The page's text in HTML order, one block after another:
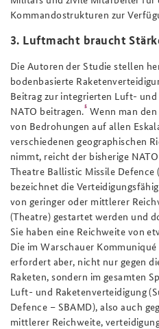
Kommandostrukturen zur
3. Luftmacht braucht
Die Autoren der Studie stellen
bodenbasierte
Beitrag zur integrierten Luft-
NATO beitragen.5 Wenn man
von Bedrohungen auf allen
verschiedenen geographischen
nimmt, reicht der bisherige
Theatre Ballistic Missile Defence
bezeichnet die
von geringer oder mittlerer
(Theatre) gestartet werden und
Sie haben eine Reichweite von
Die im Warschauer
erfordert aber, nicht nur gegen
Raketen, sondern im gesamten
Luft- und Raketenverteidigung
Defence – SBAMD), also auch
mittlerer Reichweite,